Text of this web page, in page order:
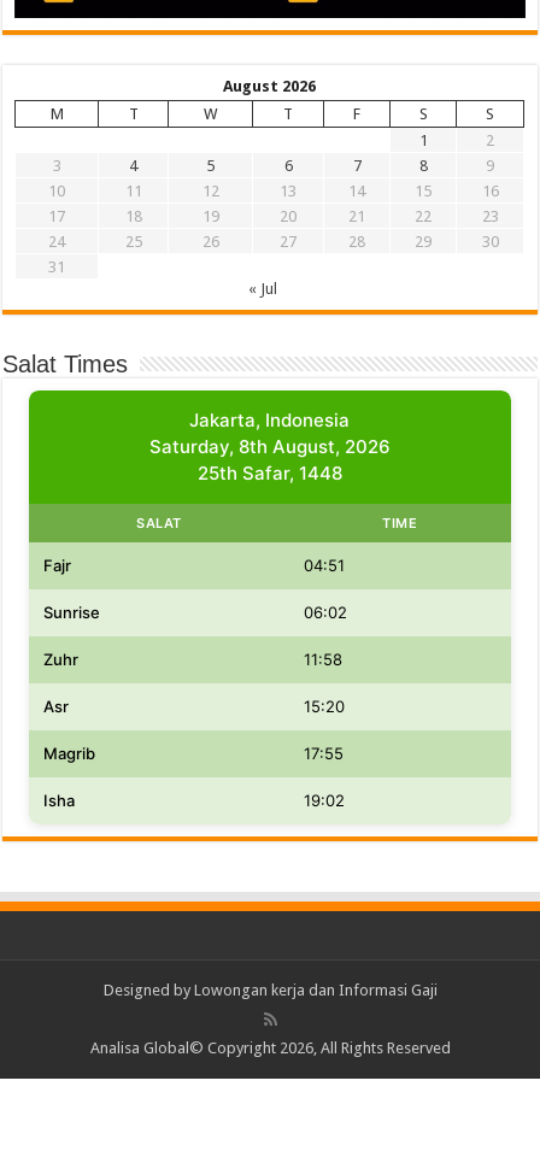
August 2026
M
T W T F S
S
1
2
3
4 5 6 7 8
9
10
11 12 13 14 15
16
17
18 19 20 21 22
23
24
25 26 27 28 29
30
31
« Jul
Salat Times
Jakarta, Indonesia
Saturday, 8th August, 2026
25th Safar, 1448
SALAT TIME
Fajr 04:51
Sunrise 06:02
Zuhr 11:58
Asr 15:20
Magrib 17:55
Isha 19:02
Designed by Lowongan kerja dan Informasi Gaji
Analisa Global© Copyright 2026, All Rights Reserved